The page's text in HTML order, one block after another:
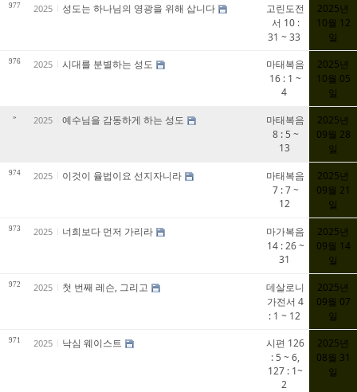
977 2025 성도는 하나님의 영광을 위해 삽니다
고린도전
서 10 :
31 ~ 33
2025년
10월 12
일
976 2025 시대를 분별하는 성도
마태복음
16 : 1 ~
4
2025년
10월 05
일
» 2025 예수님을 감동하게 하는 성도
마태복음
8 : 5 ~
13
2025년
09월 28
일
974 2025 이것이 율법이요 선지자니라
마태복음
7 : 7 ~
12
2025년
09월 21
일
973 2025 너희보다 먼저 가리라
마가복음
14 : 26 ~
31
2025년
09월 14
일
972 2025 첫 번째 레슨, 그리고
데살로니
가전서 4
: 1 ~ 12
2025년
09월 07
일
971 2025 낙심 웨이스트
시편 126
: 5 ~ 6,
127 : 1~
2
2025년
08월 31
일